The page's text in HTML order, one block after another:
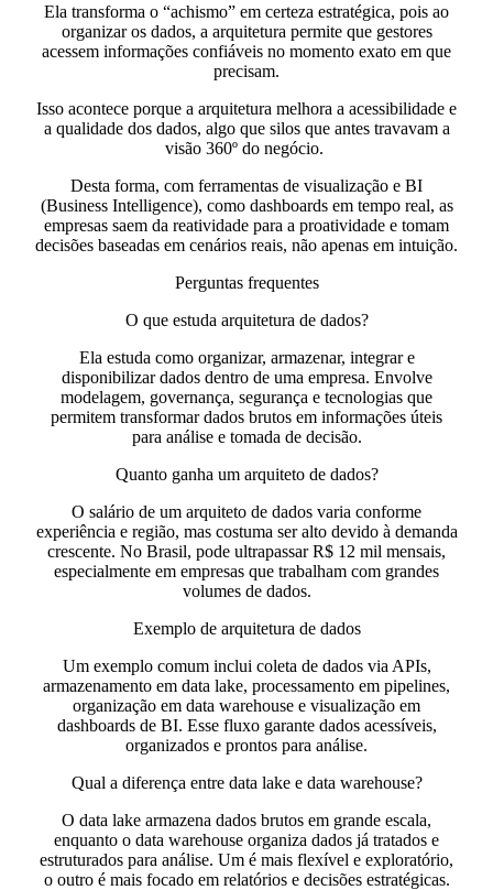
Ela transforma o “achismo” em certeza estratégica, pois ao
organizar os dados, a arquitetura permite que gestores
acessem informações confiáveis no momento exato em que
precisam.
Isso acontece porque a arquitetura melhora a acessibilidade e
a qualidade dos dados, algo que silos que antes travavam a
visão 360º do negócio.
Desta forma, com ferramentas de visualização e BI
(Business Intelligence), como dashboards em tempo real, as
empresas saem da reatividade para a proatividade e tomam
decisões baseadas em cenários reais, não apenas em intuição.
Perguntas frequentes
O que estuda arquitetura de dados?
Ela estuda como organizar, armazenar, integrar e
disponibilizar dados dentro de uma empresa. Envolve
modelagem, governança, segurança e tecnologias que
permitem transformar dados brutos em informações úteis
para análise e tomada de decisão.
Quanto ganha um arquiteto de dados?
O salário de um arquiteto de dados varia conforme
experiência e região, mas costuma ser alto devido à demanda
crescente. No Brasil, pode ultrapassar R$ 12 mil mensais,
especialmente em empresas que trabalham com grandes
volumes de dados.
Exemplo de arquitetura de dados
Um exemplo comum inclui coleta de dados via APIs,
armazenamento em data lake, processamento em pipelines,
organização em data warehouse e visualização em
dashboards de BI. Esse fluxo garante dados acessíveis,
organizados e prontos para análise.
Qual a diferença entre data lake e data warehouse?
O data lake armazena dados brutos em grande escala,
enquanto o data warehouse organiza dados já tratados e
estruturados para análise. Um é mais flexível e exploratório,
o outro é mais focado em relatórios e decisões estratégicas.